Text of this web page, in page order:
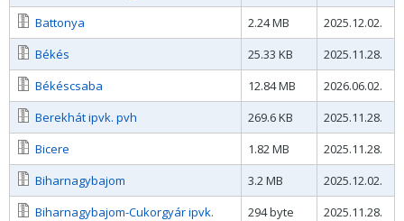
Battonya
2.24 MB
2025.12.02.
Békés
25.33 KB
2025.11.28.
Békéscsaba
12.84 MB
2026.06.02.
Berekhát ipvk. pvh
269.6 KB
2025.11.28.
Bicere
1.82 MB
2025.11.28.
Biharnagybajom
3.2 MB
2025.12.02.
Biharnagybajom-Cukorgyár ipvk.
294 byte 2025.11.28.